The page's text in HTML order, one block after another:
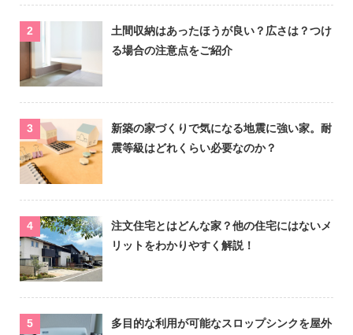
土間収納はあったほうが良い？広さは？つけ
る場合の注意点をご紹介
新築の家づくりで気になる地震に強い家。耐
震等級はどれくらい必要なのか？
注文住宅とはどんな家？他の住宅にはないメ
リットをわかりやすく解説！
多目的な利用が可能なスロップシンクを屋外